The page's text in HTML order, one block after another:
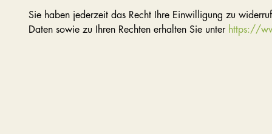
Sie haben jederzeit das Recht Ihre Einwilligung zu
Daten sowie zu Ihren Rechten erhalten Sie unterhttps://